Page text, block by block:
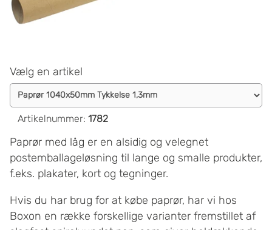
Vælg en artikel
Artikelnummer: 1782
Paprør med låg er en alsidig og velegnet
postemballageløsning til lange og smalle produkter,
f.eks. plakater, kort og tegninger.
Hvis du har brug for at købe paprør, har vi hos
Boxon en række forskellige varianter fremstillet af